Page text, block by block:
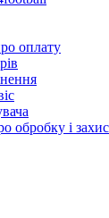
оплату
обробку і